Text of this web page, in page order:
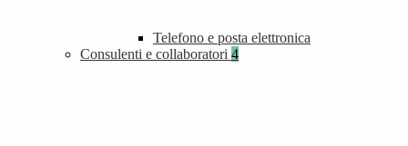
Telefono e posta elettronica
Consulenti e collaboratori 4